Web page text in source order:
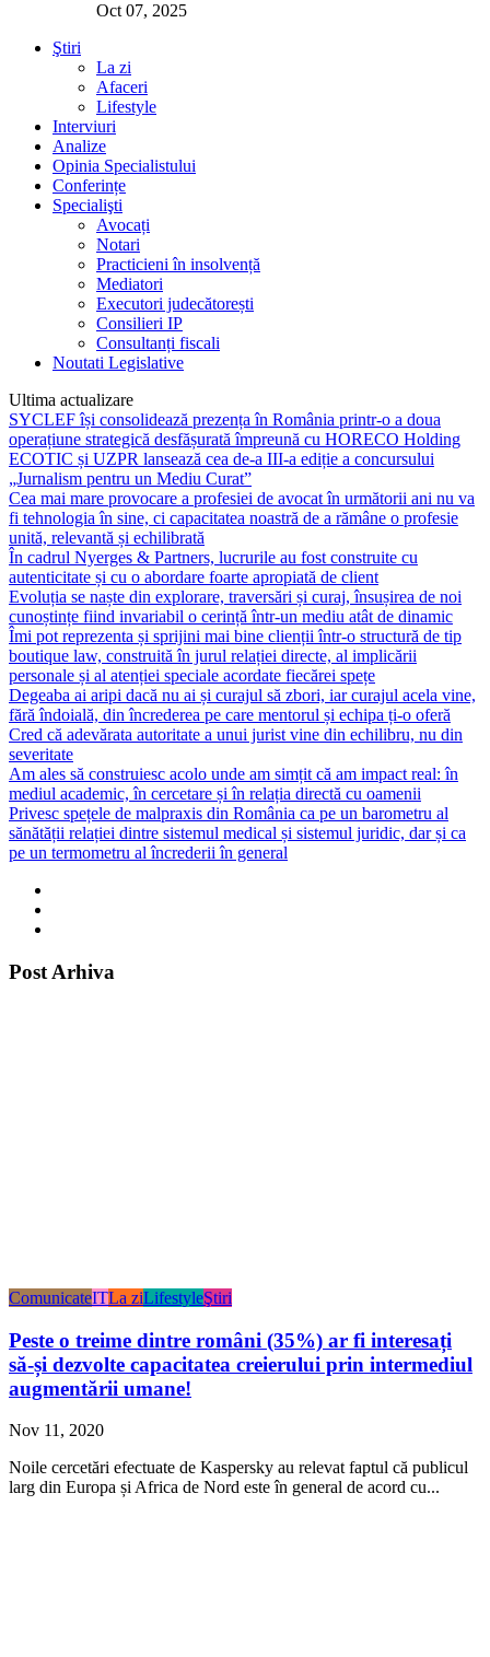
Oct 07, 2025
Ştiri
La zi
Afaceri
Lifestyle
Interviuri
Analize
Opinia Specialistului
Conferințe
Specialişti
Avocați
Notari
Practicieni în insolvență
Mediatori
Executori judecătorești
Consilieri IP
Consultanți fiscali
Noutati Legislative
Ultima actualizare
SYCLEF își consolidează prezența în România printr-o a doua
operațiune strategică desfășurată împreună cu HORECO Holding
ECOTIC și UZPR lansează cea de-a III-a ediție a concursului
„Jurnalism pentru un Mediu Curat”
Cea mai mare provocare a profesiei de avocat în următorii ani nu va
fi tehnologia în sine, ci capacitatea noastră de a rămâne o profesie
unită, relevantă și echilibrată
În cadrul Nyerges & Partners, lucrurile au fost construite cu
autenticitate și cu o abordare foarte apropiată de client
Evoluția se naște din explorare, traversări și curaj, însușirea de noi
cunoștințe fiind invariabil o cerință într-un mediu atât de dinamic
Îmi pot reprezenta și sprijini mai bine clienții într-o structură de tip
boutique law, construită în jurul relației directe, al implicării
personale și al atenției speciale acordate fiecărei spețe
Degeaba ai aripi dacă nu ai și curajul să zbori, iar curajul acela vine,
fără îndoială, din încrederea pe care mentorul și echipa ți-o oferă
Cred că adevărata autoritate a unui jurist vine din echilibru, nu din
severitate
Am ales să construiesc acolo unde am simțit că am impact real: în
mediul academic, în cercetare și în relația directă cu oamenii
Privesc spețele de malpraxis din România ca pe un barometru al
sănătății relației dintre sistemul medical și sistemul juridic, dar și ca
pe un termometru al încrederii în general
Post Arhiva
ComunicateITLa ziLifestyleŞtiri
Peste o treime dintre români (35%) ar fi interesați
să-și dezvolte capacitatea creierului prin intermediul
augmentării umane!
Nov 11, 2020
Noile cercetări efectuate de Kaspersky au relevat faptul că publicul
larg din Europa și Africa de Nord este în general de acord cu...